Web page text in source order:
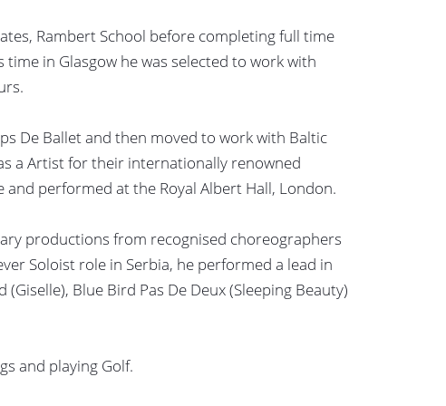
Rambert School before completing full time
in Glasgow he was selected to work with
De Ballet and then moved to work with Baltic
a Artist for their internationally renowned
performed at the Royal Albert Hall, London.
productions from recognised choreographers
Soloist role in Serbia, he performed a lead in
Blue Bird Pas De Deux (Sleeping Beauty)
and playing Golf.